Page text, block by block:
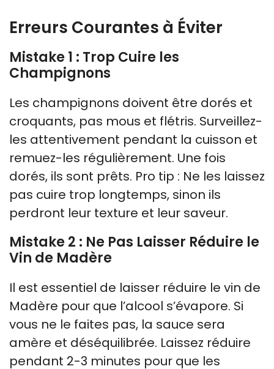
Erreurs Courantes à Éviter
Mistake 1 : Trop Cuire les
Champignons
Les champignons doivent être dorés et
croquants, pas mous et flétris. Surveillez-
les attentivement pendant la cuisson et
remuez-les régulièrement. Une fois
dorés, ils sont prêts. Pro tip : Ne les laissez
pas cuire trop longtemps, sinon ils
perdront leur texture et leur saveur.
Mistake 2 : Ne Pas Laisser Réduire le
Vin de Madère
Il est essentiel de laisser réduire le vin de
Madère pour que l’alcool s’évapore. Si
vous ne le faites pas, la sauce sera
amère et déséquilibrée. Laissez réduire
pendant 2-3 minutes pour que les